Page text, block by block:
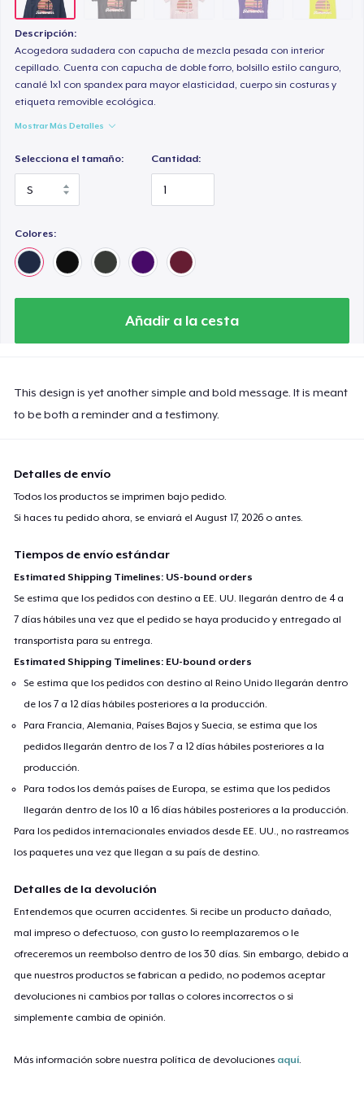
Descripción:
Acogedora sudadera con capucha de mezcla pesada con interior
cepillado. Cuenta con capucha de doble forro, bolsillo estilo canguro,
canalé 1x1 con spandex para mayor elasticidad, cuerpo sin costuras y
etiqueta removible ecológica.
Mostrar Más Detalles
Selecciona el tamaño: Cantidad:
Colores:
Añadir a la cesta
This design is yet another simple and bold message. It is meant
to be both a reminder and a testimony.
Detalles de envío
Todos los productos se imprimen bajo pedido.
Si haces tu pedido ahora, se enviará elAugust 17, 2026 o antes.
Tiempos de envío estándar
Estimated Shipping Timelines: US-bound orders
Se estima que los pedidos con destino a EE. UU. llegarán dentro de 4 a
7 días hábiles una vez que el pedido se haya producido y entregado al
transportista para su entrega.
Estimated Shipping Timelines: EU-bound orders
Se estima que los pedidos con destino al Reino Unido llegarán dentro
de los 7 a 12 días hábiles posteriores a la producción.
Para Francia, Alemania, Países Bajos y Suecia, se estima que los
pedidos llegarán dentro de los 7 a 12 días hábiles posteriores a la
producción.
Para todos los demás países de Europa, se estima que los pedidos
llegarán dentro de los 10 a 16 días hábiles posteriores a la producción.
Para los pedidos internacionales enviados desde EE. UU., no rastreamos
los paquetes una vez que llegan a su país de destino.
Detalles de la devolución
Entendemos que ocurren accidentes. Si recibe un producto dañado,
mal impreso o defectuoso, con gusto lo reemplazaremos o le
ofreceremos un reembolso dentro de los 30 días. Sin embargo, debido a
que nuestros productos se fabrican a pedido, no podemos aceptar
devoluciones ni cambios por tallas o colores incorrectos o si
simplemente cambia de opinión.
Más información sobre nuestra política de devoluciones aquí.